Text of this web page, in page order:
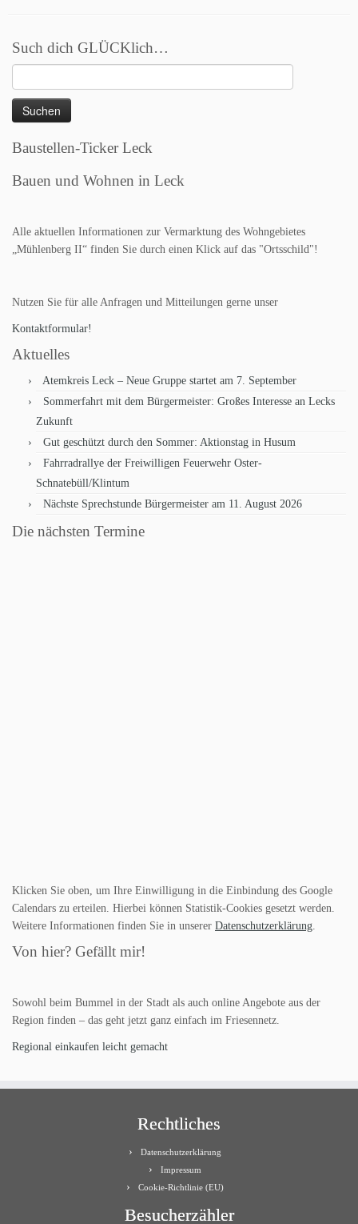
Such dich GLÜCKlich…
nach:
Baustellen-Ticker Leck
Bauen und Wohnen in Leck
Alle aktuellen Informationen zur Vermarktung des Wohngebietes
„Mühlenberg II“ finden Sie durch einen Klick auf das "Ortsschild"!
Nutzen Sie für alle Anfragen und Mitteilungen gerne unser
Kontaktformular!
Aktuelles
Atemkreis Leck – Neue Gruppe startet am 7. September
Sommerfahrt mit dem Bürgermeister: Großes Interesse an Lecks
Zukunft
Gut geschützt durch den Sommer: Aktionstag in Husum
Fahrradrallye der Freiwilligen Feuerwehr Oster-
Schnatebüll/Klintum
Nächste Sprechstunde Bürgermeister am 11. August 2026
Die nächsten Termine
Klicken Sie oben, um Ihre Einwilligung in die Einbindung des Google
Calendars zu erteilen. Hierbei können Statistik-Cookies gesetzt werden.
Weitere Informationen finden Sie in unserer Datenschutzerklärung.
Von hier? Gefällt mir!
Sowohl beim Bummel in der Stadt als auch online Angebote aus der
Region finden – das geht jetzt ganz einfach im Friesennetz.
Regional einkaufen leicht gemacht
Rechtliches
Datenschutzerklärung
Impressum
Cookie-Richtlinie (EU)
Besucherzähler